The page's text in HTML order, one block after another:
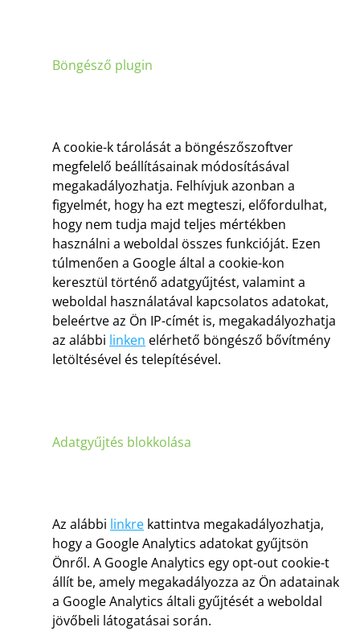
Böngésző plugin
A cookie-k tárolását a böngészőszoftver
megfelelő beállításainak módosításával
megakadályozhatja. Felhívjuk azonban a
figyelmét, hogy ha ezt megteszi, előfordulhat,
hogy nem tudja majd teljes mértékben
használni a weboldal összes funkcióját. Ezen
túlmenően a Google által a cookie-kon
keresztül történő adatgyűjtést, valamint a
weboldal használatával kapcsolatos adatokat,
beleértve az Ön IP-címét is, megakadályozhatja
az alábbi linken elérhető böngésző bővítmény
letöltésével és telepítésével.
Adatgyűjtés blokkolása
Az alábbi linkre kattintva megakadályozhatja,
hogy a Google Analytics adatokat gyűjtsön
Önről. A Google Analytics egy opt-out cookie-t
állít be, amely megakadályozza az Ön adatainak
a Google Analytics általi gyűjtését a weboldal
jövőbeli látogatásai során.